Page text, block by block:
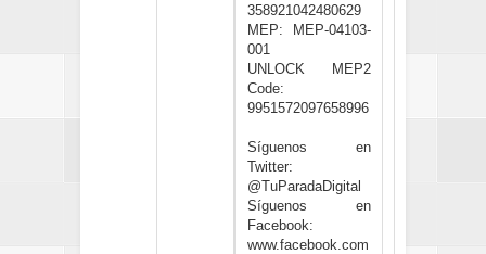
358921042480629
MEP: MEP-04103-
001
UNLOCK MEP2
Code:
9951572097658996
Síguenos en
Twitter:
@TuParadaDigital
Síguenos en
Facebook:
www.facebook.com